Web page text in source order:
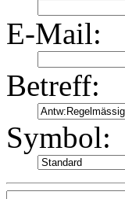
E-Mail:
Betreff:
Symbol: